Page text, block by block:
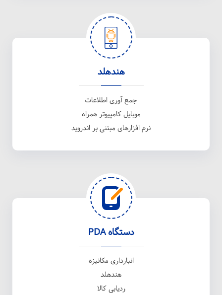
هندهلد
جمع آوری اطلاعات
موبایل کامپیوتر همراه
نرم افزارهای مبتنی بر اندروید
دستگاه PDA
انبارداری مکانیزه
هندهلد
ردیابی کالا